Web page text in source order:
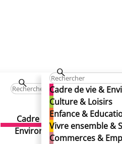
Cadre de vie &
Culture & Loisirs
Enfance &
Vivre ensemble &
Commerces &
Cadre de vie &
Environnement
Culture
Histoire de rue : Avenue Paul
rue : Avenue
rue : Avenue